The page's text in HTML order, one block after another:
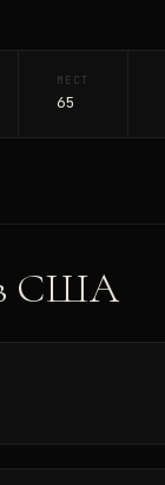
МЕСТ
65
США